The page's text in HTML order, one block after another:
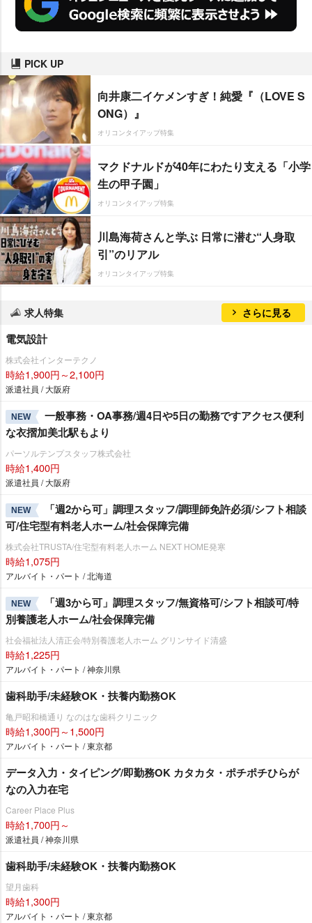
PICK UP
向井康二イケメンすぎ！純愛『（LOVE S
ONG）』
オリコンタイアップ特集
マクドナルドが40年にわたり支える「小学
生の甲子園」
オリコンタイアップ特集
川島海荷さんと学ぶ 日常に潜む“人身取
引”のリアル
オリコンタイアップ特集
求人特集 さらに見る
電気設計
株式会社インターテクノ
時給1,900円～2,100円
派遣社員 / 大阪府
NEW
一般事務・OA事務/週4日や5日の勤務ですアクセス便利
な衣摺加美北駅もより
パーソルテンプスタッフ株式会社
時給1,400円
派遣社員 / 大阪府
NEW
「週2から可」調理スタッフ/調理師免許必須/シフト相談
可/住宅型有料老人ホーム/社会保障完備
株式会社TRUSTA/住宅型有料老人ホーム NEXT HOME発寒
時給1,075円
アルバイト・パート / 北海道
NEW
「週3から可」調理スタッフ/無資格可/シフト相談可/特
別養護老人ホーム/社会保障完備
社会福祉法人清正会/特別養護老人ホーム グリンサイド清盛
時給1,225円
アルバイト・パート / 神奈川県
歯科助手/未経験OK・扶養内勤務OK
亀戸昭和橋通り なのはな歯科クリニック
時給1,300円～1,500円
アルバイト・パート / 東京都
データ入力・タイピング/即勤務OK カタカタ・ポチポチひらが
なの入力在宅
Career Place Plus
時給1,700円～
派遣社員 / 神奈川県
歯科助手/未経験OK・扶養内勤務OK
望月歯科
時給1,300円
アルバイト・パート / 東京都